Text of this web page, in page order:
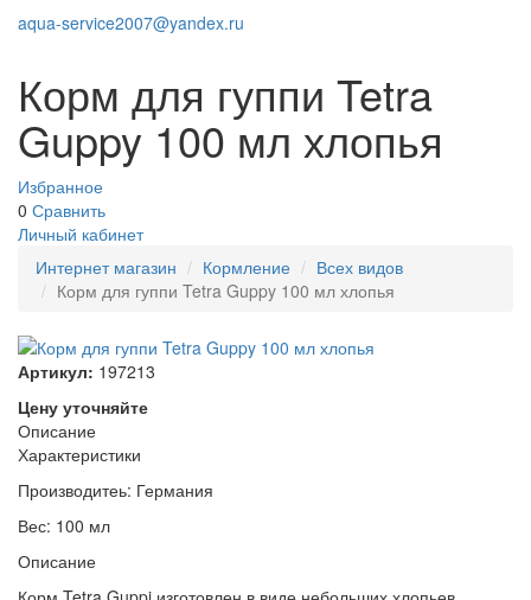
aqua-service2007@yandex.ru
Корм для гуппи Tetra
Guppy 100 мл хлопья
Избранное
0 Сравнить
Личный кабинет
Интернет магазин
Кормление
Всех видов
Корм для гуппи Tetra Guppy 100 мл хлопья
Артикул: 197213
Цену уточняйте
Описание
Характеристики
Производитеь: Германия
Вес: 100 мл
Описание